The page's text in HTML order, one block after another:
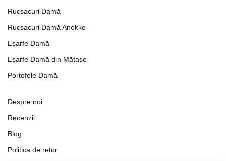
Rucsacuri Damă
Rucsacuri Damă Anekke
Eșarfe Damă
Eșarfe Damă din Mătase
Portofele Damă
Despre noi
Recenzii
Blog
Politica de retur